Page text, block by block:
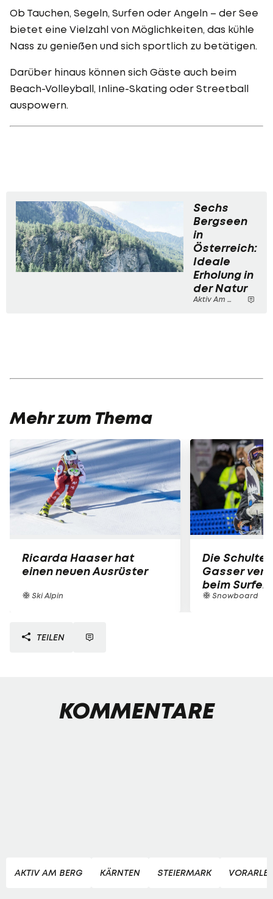
Ob Tauchen, Segeln, Surfen oder Angeln – der See
bietet eine Vielzahl von Möglichkeiten, das kühle
Nass zu genießen und sich sportlich zu betätigen.
Darüber hinaus können sich Gäste auch beim
Beach-Volleyball, Inline-Skating oder Streetball
auspowern.
Sechs
Bergseen
in
Österreich:
Ideale
Erholung in
der Natur
Aktiv Am Berg
Mehr zum Thema
Ricarda Haaser hat
einen neuen Ausrüster
Ski Alpin
Die
Gasser
beim Surfen
Snowboard
TEILEN
KOMMENTARE
AKTIV AM BERG KÄRNTEN STEIERMARK